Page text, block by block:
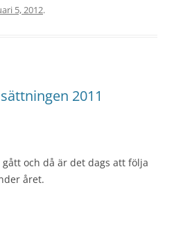
5, 2012.
2011
och då är det dags att följa
året.